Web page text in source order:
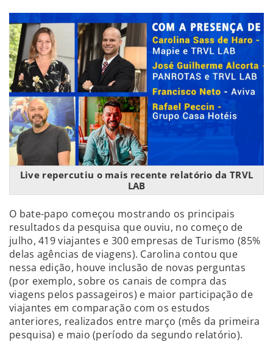
Live repercutiu o mais recente relatório da TRVL
LAB
O bate-papo começou mostrando os principais
resultados da pesquisa que ouviu, no começo de
julho, 419 viajantes e 300 empresas de Turismo (85%
delas agências de viagens). Carolina contou que
nessa edição, houve inclusão de novas perguntas
(por exemplo, sobre os canais de compra das
viagens pelos passageiros) e maior participação de
viajantes em comparação com os estudos
anteriores, realizados entre março (mês da primeira
pesquisa) e maio (período da segundo relatório).